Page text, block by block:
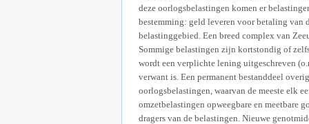
deze oorlogsbelastingen komen er
bestemming: geld leveren voor betaling
belastinggebied. Een breed complex van
Sommige belastingen zijn kortstondig of
wordt een verplichte lening uitgeschreven
verwant is. Een permanent bestanddeel
oorlogsbelastingen, waarvan de meeste elk
omzetbelastingen opweegbare en meetbare
dragers van de belastingen. Nieuwe